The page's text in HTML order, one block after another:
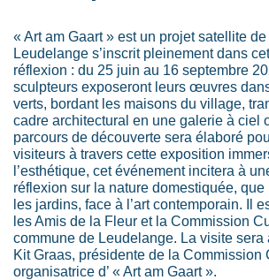
« Art am Gaart » est un projet satellite
Leudelange s’inscrit pleinement dans
réflexion : du 25 juin au 16 septembre
sculpteurs exposeront leurs œuvres
verts, bordant les maisons du village,
cadre architectural en une galerie à ciel
parcours de découverte sera élaboré
visiteurs à travers cette exposition
l’esthétique, cet événement incitera à
réflexion sur la nature domestiquée, que
les jardins, face à l’art contemporain. Il
les Amis de la Fleur et la Commission
commune de Leudelange. La visite sera
Kit Graas, présidente de la Commission
organisatrice d’ « Art am Gaart ».